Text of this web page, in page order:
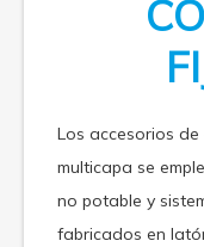
Los accesorios
multicapa se
no potable y
fabricados en